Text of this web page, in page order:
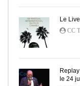
Le
CC
le 24